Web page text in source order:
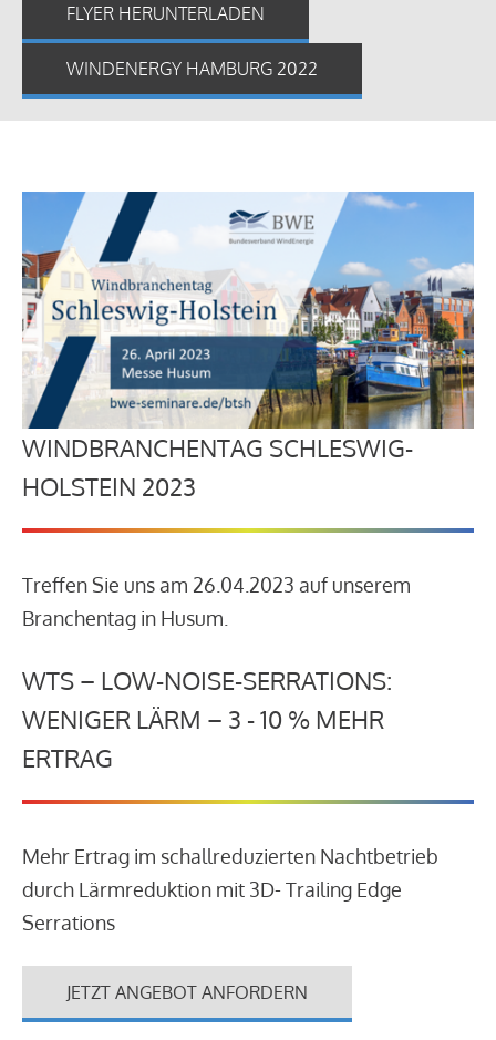
FLYER HERUNTERLADEN
WINDENERGY HAMBURG 2022
WINDBRANCHENTAG SCHLESWIG-
HOLSTEIN 2023
Treffen Sie uns am 26.04.2023 auf unserem
Branchentag in Husum.
WTS – LOW-NOISE-SERRATIONS:
WENIGER LÄRM – 3 - 10 % MEHR
ERTRAG
Mehr Ertrag im schallreduzierten Nachtbetrieb
durch Lärmreduktion mit 3D- Trailing Edge
Serrations
JETZT ANGEBOT ANFORDERN